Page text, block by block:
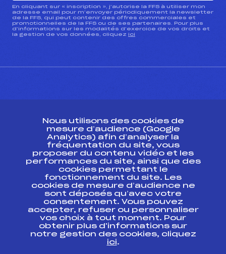
En cliquant sur « inscription », j’autorise la FFS à utiliser mon
adresse email pour m’envoyer périodiquement la newsletter
de la FFS, qui peut contenir des offres commerciales et
promotionnelles de la FFS ou de ses partenaires. Pour plus
d’informations sur les modalités d’exercice de vos droits et
la gestion de vos données, cliquez ici
ESPACE PRESSE
Ressources
Pass’Neige
Projet sportif fédéral
Projet de performance fédéral
Antidopage
Pôle Développement, Formation, Suivi
Scientifique
Listes ministérielles
Pôle vie de l’athlète
Nous utilisons des cookies de
mesure d’audience (Google
Analytics) afin d’analyser la
fréquentation du site, vous
proposer du contenu vidéo et les
performances du site, ainsi que des
cookies permettant le
fonctionnement du site. Les
cookies de mesure d’audience ne
sont déposés qu’avec votre
consentement. Vous pouvez
accepter, refuser ou personnaliser
vos choix à tout moment. Pour
obtenir plus d'informations sur
notre gestion des cookies, cliquez
ici.